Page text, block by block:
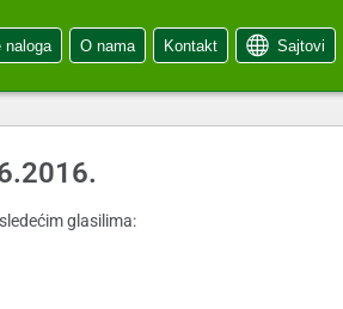
naloga O nama Kontakt Sajtovi
glasilima: